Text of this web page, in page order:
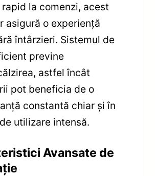
la comenzi, acest
asigură o experiență
întârzieri. Sistemul de
previne
astfel încât
pot beneficia de o
constantă chiar și în
utilizare intensă.
Avansate de